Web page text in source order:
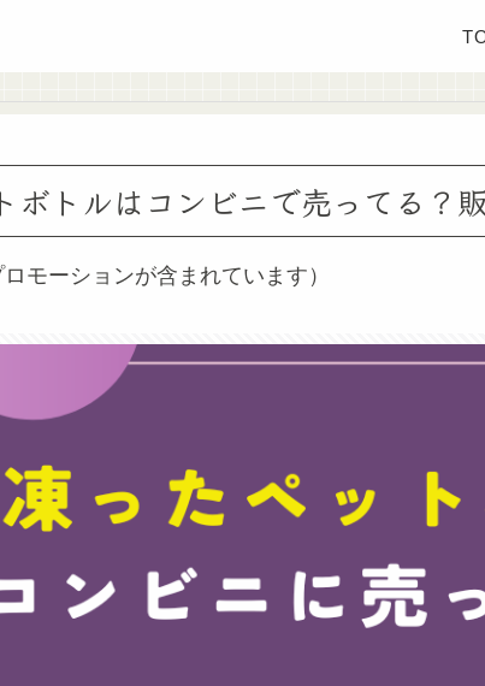
ボトルはコンビニで売ってる？
モーションが含まれています）